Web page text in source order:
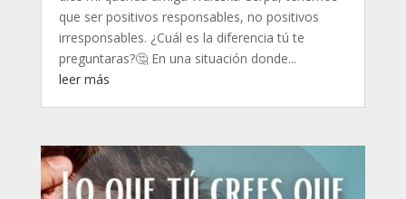
que ser positivos responsables, no positivos
irresponsables. ¿Cuál es la diferencia tú te
preguntaras?🤔 En una situación donde...
leer más